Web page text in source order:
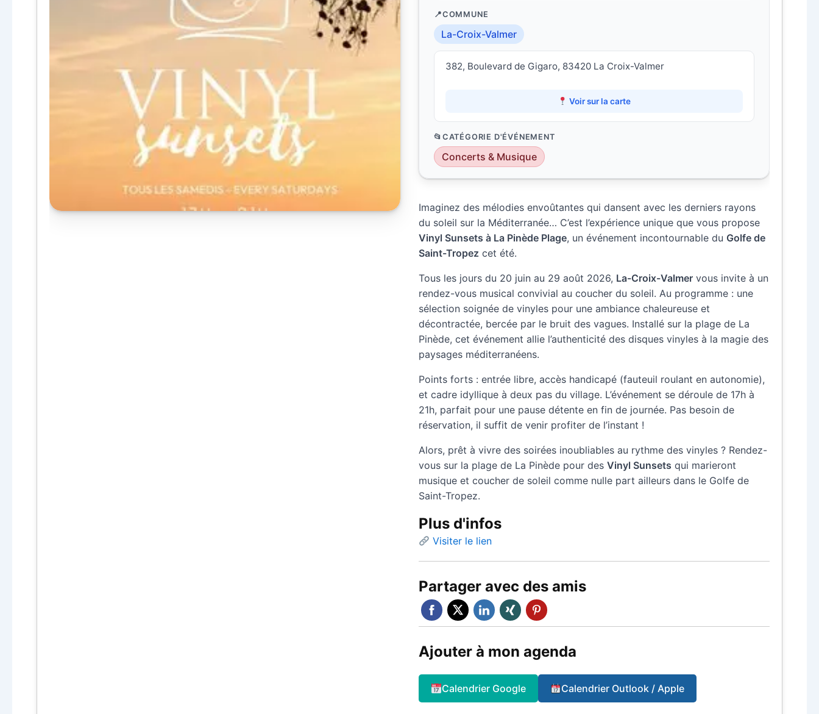
COMMUNE
La-Croix-Valmer
382, Boulevard de Gigaro, 83420 La Croix-Valmer
Voir sur la carte
CATÉGORIE D'ÉVÉNEMENT
Concerts & Musique
Imaginez des mélodies envoûtantes qui dansent avec les derniers rayons
du soleil sur la Méditerranée… C’est l’expérience unique que vous propose
Vinyl Sunsets à La Pinède Plage, un événement incontournable du Golfe de
Saint-Tropez cet été.
Tous les jours du 20 juin au 29 août 2026, La-Croix-Valmer vous invite à un
rendez-vous musical convivial au coucher du soleil. Au programme : une
sélection soignée de vinyles pour une ambiance chaleureuse et
décontractée, bercée par le bruit des vagues. Installé sur la plage de La
Pinède, cet événement allie l’authenticité des disques vinyles à la magie des
paysages méditerranéens.
Points forts : entrée libre, accès handicapé (fauteuil roulant en autonomie),
et cadre idyllique à deux pas du village. L’événement se déroule de 17h à
21h, parfait pour une pause détente en fin de journée. Pas besoin de
réservation, il suffit de venir profiter de l’instant !
Alors, prêt à vivre des soirées inoubliables au rythme des vinyles ? Rendez-
vous sur la plage de La Pinède pour des Vinyl Sunsets qui marieront
musique et coucher de soleil comme nulle part ailleurs dans le Golfe de
Saint-Tropez.
Plus d'infos
Visiter le lien
Partager avec des amis
Ajouter à mon agenda
Calendrier Google Calendrier Outlook / Apple